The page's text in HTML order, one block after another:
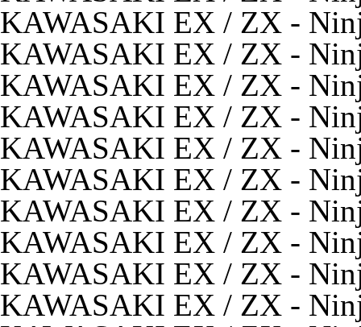
KAWASAKI EX / ZX -
KAWASAKI EX / ZX -
KAWASAKI EX / ZX -
KAWASAKI EX / ZX -
KAWASAKI EX / ZX -
KAWASAKI EX / ZX -
KAWASAKI EX / ZX -
KAWASAKI EX / ZX -
KAWASAKI EX / ZX -
KAWASAKI EX / ZX -